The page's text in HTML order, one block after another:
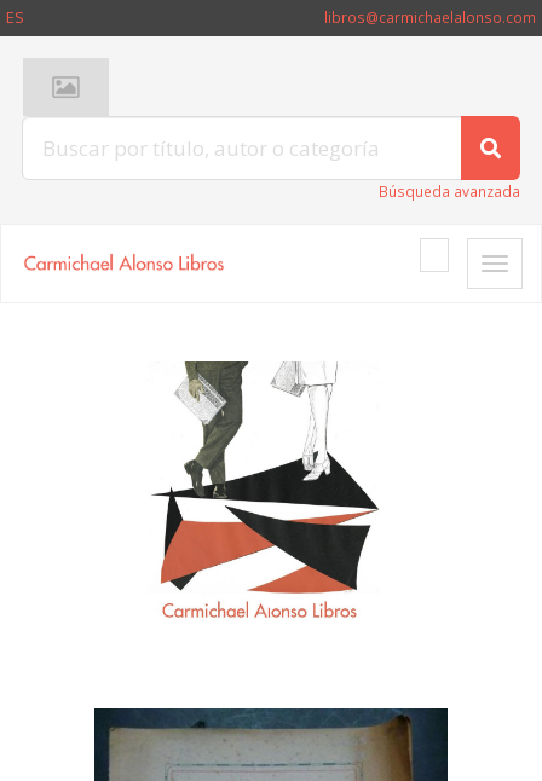
ES libros@carmichaelalonso.com
Búsqueda avanzada
Toggle